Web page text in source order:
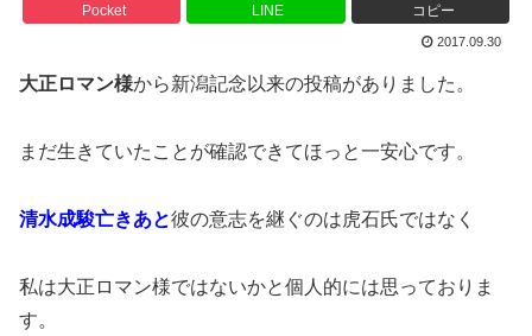
Pocket LINE コピー
2017.09.30
大正ロマン様から新潟記念以来の投稿がありました。
まだ生きていたことが確認できてほっと一安心です。
清水成駿亡きあと彼の意志を継ぐのは虎石氏ではなく
私は大正ロマン様ではないかと個人的には思っておりま
す。